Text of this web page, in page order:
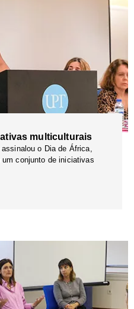
multiculturais
o Dia de África,
conjunto de iniciativas